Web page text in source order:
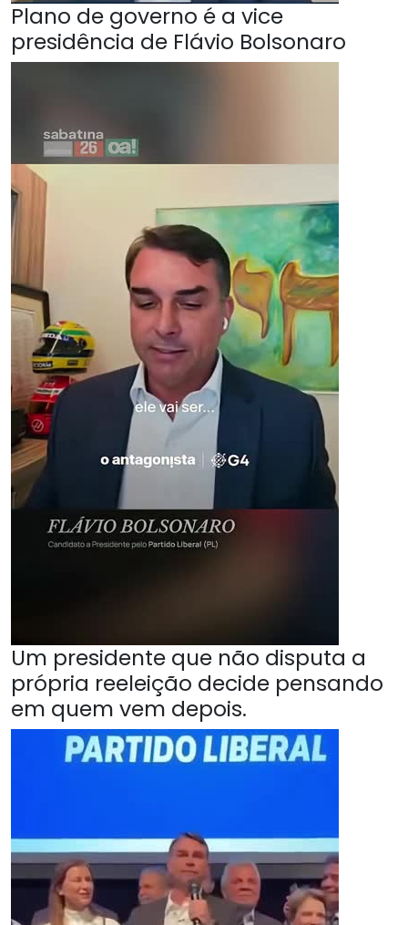
Plano de governo é a vice
presidência de Flávio Bolsonaro
Um presidente que não disputa a
própria reeleição decide pensando
em quem vem depois.